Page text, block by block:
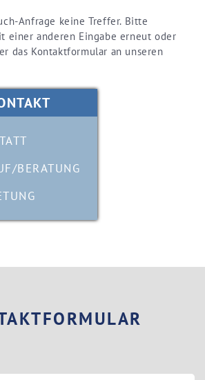
Anfrage keine Treffer. Bitte
einer anderen Eingabe erneut oder
das Kontaktformular an unseren
BERATUNG